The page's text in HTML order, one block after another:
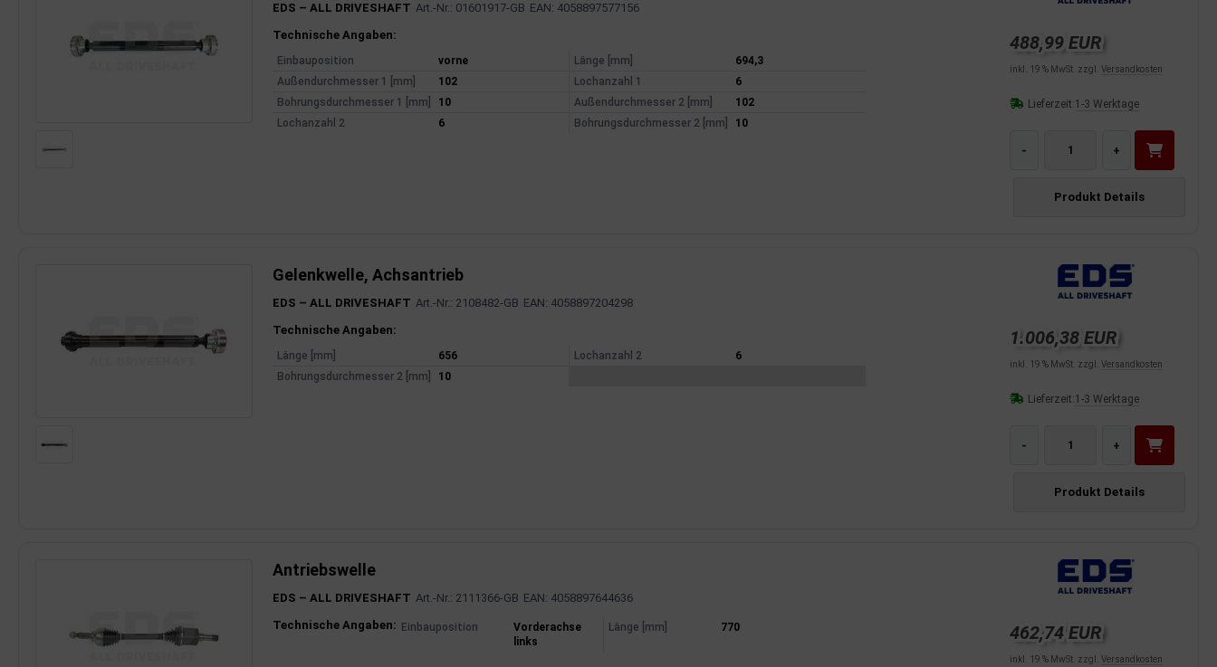
EDS – ALL DRIVESHAFT Art.-Nr.: 01601917-GB EAN: 4058897577156
Produktinformationen
Technische Angaben:
Einbauposition vorne Länge [mm]
694,3
Außendurchmesser 1 [mm]
102 Lochanzahl 1
6
Bohrungsdurchmesser 1 [mm]
10 Außendurchmesser 2 [mm]
102
Lochanzahl 2
6 Bohrungsdurchmesser 2 [mm] 10
488,99 EUR
inkl. 19 % MwSt. zzgl. Versandkosten
Lieferzeit:1-3 Werktage
- +
Produkt Details
Gelenkwelle, Achsantrieb
EDS – ALL DRIVESHAFT Art.-Nr.: 2108482-GB EAN: 4058897204298
Produktinformationen
Technische Angaben:
Länge [mm] 656 Lochanzahl 2
6
Bohrungsdurchmesser 2 [mm]
10
1.006,38 EUR
inkl. 19 % MwSt. zzgl. Versandkosten
Lieferzeit:1-3 Werktage
- +
Produkt Details
Antriebswelle
EDS – ALL DRIVESHAFT Art.-Nr.: 2111366-GB EAN: 4058897644636
Produktinformationen
Technische Angaben: Einbauposition
Vorderachse
links
Länge [mm] 770 462,74 EUR
inkl. 19 % MwSt. zzgl. Versandkosten